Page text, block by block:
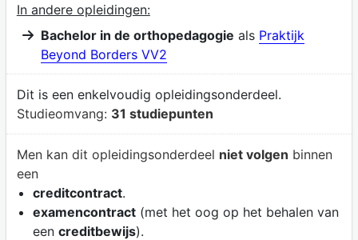
In andere opleidingen:
Bachelor in de orthopedagogie als Praktijk
Beyond Borders VV2
Dit is een enkelvoudig opleidingsonderdeel.
Studieomvang: 31 studiepunten
Men kan dit opleidingsonderdeel niet volgen binnen
een
creditcontract.
examencontract(met het oog op het behalen van
een creditbewijs).